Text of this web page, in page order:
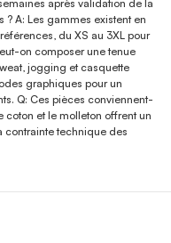
après validation de la
? A: Les gammes existent en
du XS au 3XL pour
on composer une tenue
jogging et casquette
graphiques pour un
Q: Ces pièces conviennent-
coton et le molleton offrent un
contrainte technique des